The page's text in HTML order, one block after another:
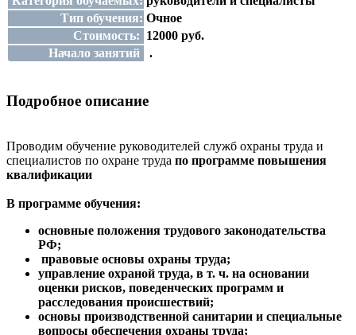
Тип обучения: Очное
Стоимость: 12000 руб.
Начало занятий
.
Подробное описание
Проводим обучение руководителей служб охраны труда и
специалистов по охране труда по программе повышения
квалификации
В программe обучения:
основные положения трудового законодательства
РФ;
правовые основы охраны труда;
управление охраной труда, в т. ч. на основании
оценки рисков, поведенческих программ и
расследования происшествий;
основы производственной санитарии и специальные
вопросы обеспечения охраны труда;